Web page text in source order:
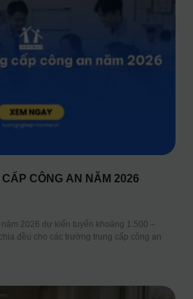
CÔNG AN NĂM 2026
2026 dự kiến tuyển khoảng 1.500 –
đều cho các trường trung cấp công an